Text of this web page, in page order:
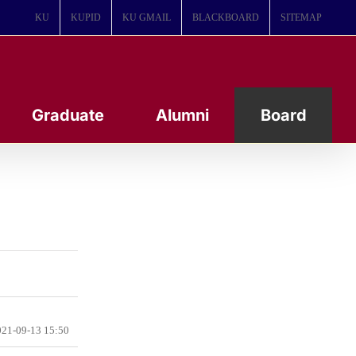
KU KUPID KU GMAIL BLACKBOARD SITEMAP
Graduate Alumni Board
09-13 15:50